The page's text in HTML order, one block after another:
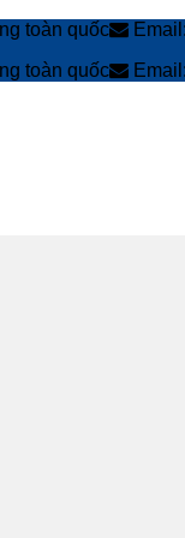
toàn quốc
toàn quốc